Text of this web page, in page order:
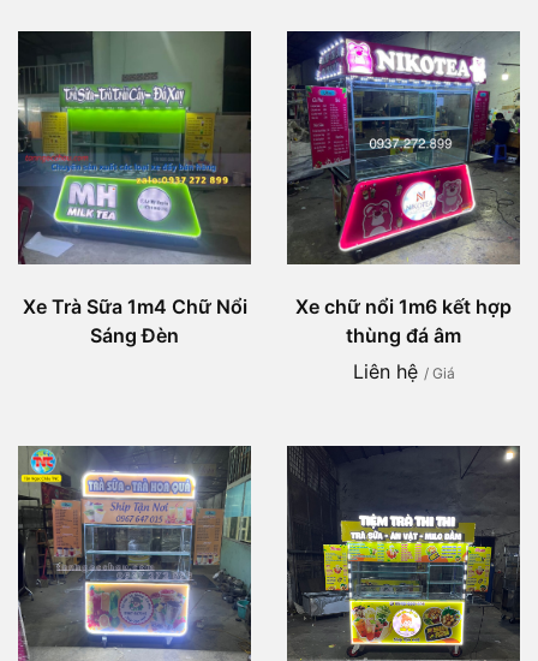
Xe Trà Sữa 1m4 Chữ Nổi
Sáng Đèn
Xe chữ nổi 1m6 kết hợp
thùng đá âm
Liên hệ / Giá